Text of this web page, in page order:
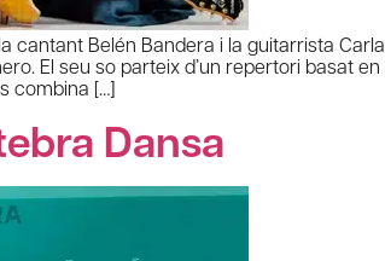
la cantant Belén Bandera i la guitarrista
El seu so parteix d’un repertori basat
combina […]
Dansa